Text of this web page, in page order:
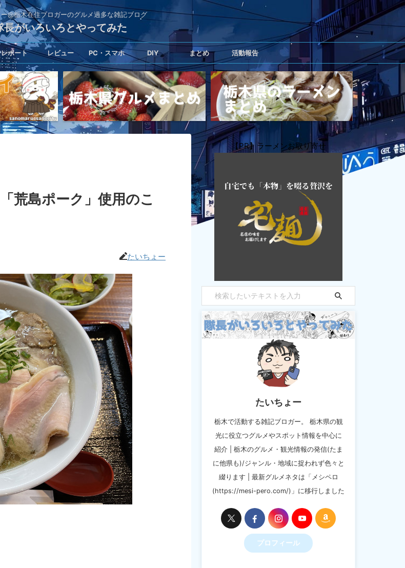
@栃木在住ブロガーのグルメ過多な雑記ブログ
長がいろいろとやってみた
レポート レビュー PC・スマホ DIY まとめ 活動報告
荒島ポーク」使用のこ
たいちょー
【PR】ラーメンお取り寄せ
たいちょー
栃木で活動する雑記ブロガー。 栃木県の観
光に役立つグルメやスポット情報を中心に
紹介 | 栃木のグルメ・観光情報の発信(たま
に他県も)/ジャンル・地域に捉われず色々と
綴ります | 最新グルメネタは「メシペロ
(https://mesi-pero.com/)」に移行しました
プロフィール